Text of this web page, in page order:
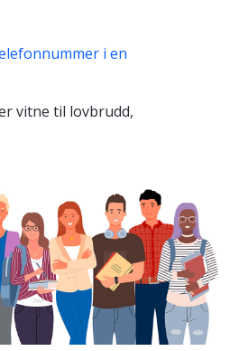
i en
vitne til lovbrudd,